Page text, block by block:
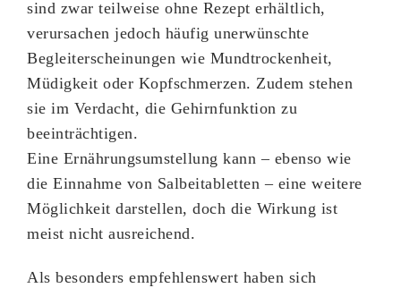
sind zwar teilweise ohne Rezept erhältlich,
verursachen jedoch häufig unerwünschte
Begleiterscheinungen wie Mundtrockenheit,
Müdigkeit oder Kopfschmerzen. Zudem stehen
sie im Verdacht, die Gehirnfunktion zu
beeinträchtigen.
Eine Ernährungsumstellung kann – ebenso wie
die Einnahme von Salbeitabletten – eine weitere
Möglichkeit darstellen, doch die Wirkung ist
meist nicht ausreichend.
Als besonders empfehlenswert haben sich